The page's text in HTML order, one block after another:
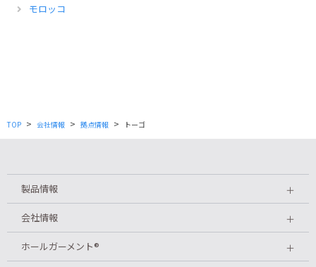
モロッコ
TOP > 会社情報 > 拠点情報 > トーゴ
製品情報 ＋
会社情報 ＋
ホールガーメント® ＋